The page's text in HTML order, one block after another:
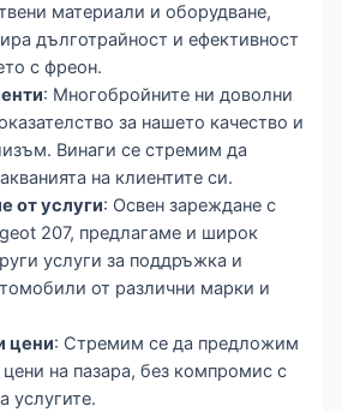
материали и оборудване,
дълготрайност и ефективност
с фреон.
: Многобройните ни доволни
за нашето качество и
Винаги се стремим да
на клиентите си.
от услуги: Освен зареждане с
207, предлагаме и широк
услуги за поддръжка и
от различни марки и
цени: Стремим се да предложим
на пазара, без компромис с
услугите.